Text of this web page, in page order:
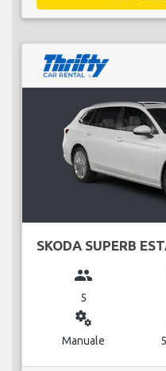
SKODA SUPERB
group
5
miscellaneous_services
Manuale